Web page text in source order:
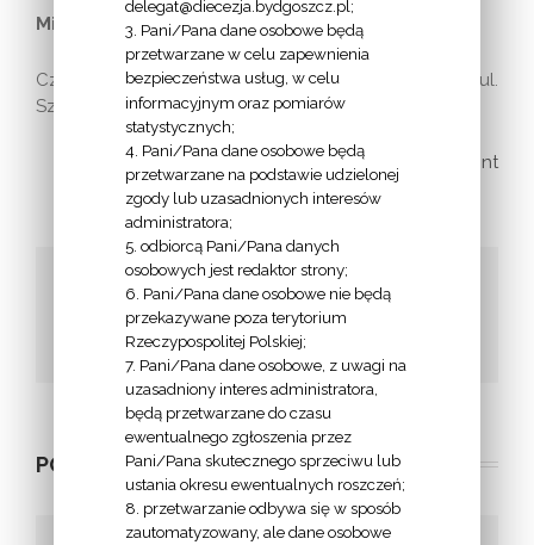
Miejscowości/ulice należące do parafii:
Czarnówczyn, Niwy, Osielsko, Wilcze, Żołędowo – ul.
Szosa Gdańska
print
Udostępnij to!
FacebookTwitterGoogle+Email
POWIĄZANE POSTY
delegat@diecezja.bydgoszcz.pl;
3. Pani/Pana dane osobowe będą
przetwarzane w celu zapewnienia
bezpieczeństwa usług, w celu
informacyjnym oraz pomiarów
statystycznych;
4. Pani/Pana dane osobowe będą
przetwarzane na podstawie udzielonej
zgody lub uzasadnionych interesów
administratora;
5. odbiorcą Pani/Pana danych
osobowych jest redaktor strony;
6. Pani/Pana dane osobowe nie będą
przekazywane poza terytorium
Rzeczypospolitej Polskiej;
7. Pani/Pana dane osobowe, z uwagi na
uzasadniony interes administratora,
będą przetwarzane do czasu
ewentualnego zgłoszenia przez
Pani/Pana skutecznego sprzeciwu lub
ustania okresu ewentualnych roszczeń;
8. przetwarzanie odbywa się w sposób
zautomatyzowany, ale dane osobowe